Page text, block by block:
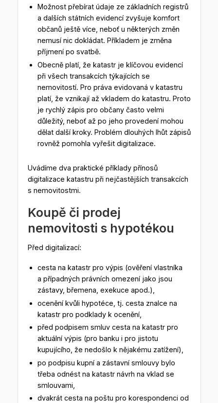
Možnost přebírat údaje ze základních registrů
a dalších státních evidencí zvyšuje komfort
občanů ještě více, neboť u některých změn
nemusí nic dokládat. Příkladem je změna
příjmení po svatbě.
Obecně platí, že katastr je klíčovou evidencí
při všech transakcích týkajících se
nemovitostí. Pro práva evidovaná v katastru
platí, že vznikají až vkladem do katastru. Proto
je rychlý zápis pro občany často velmi
důležitý, neboť až po jeho provedení mohou
dělat další kroky. Problém dlouhých lhůt zápisů
rovněž pomohla vyřešit digitalizace.
Uvádíme dva praktické příklady přínosů
digitalizace katastru při nejčastějších transakcích
s nemovitostmi.
Koupě či prodej
nemovitosti s hypotékou
Před digitalizací:
cesta na katastr pro výpis (ověření vlastníka
a případných právních omezení jako jsou
zástavy, břemena, exekuce apod.),
ocenění kvůli hypotéce, tj. cesta znalce na
katastr pro podklady k ocenění,
před podpisem smluv cesta na katastr pro
aktuální výpis (pro banku i pro jistotu
kupujícího, že nedošlo k nějakému zatížení),
po podpisu kupní a zástavní smlouvy bylo
třeba odnést na katastr návrh na vklad se
smlouvami,
dvakrát cesta na poštu pro korespondenci od